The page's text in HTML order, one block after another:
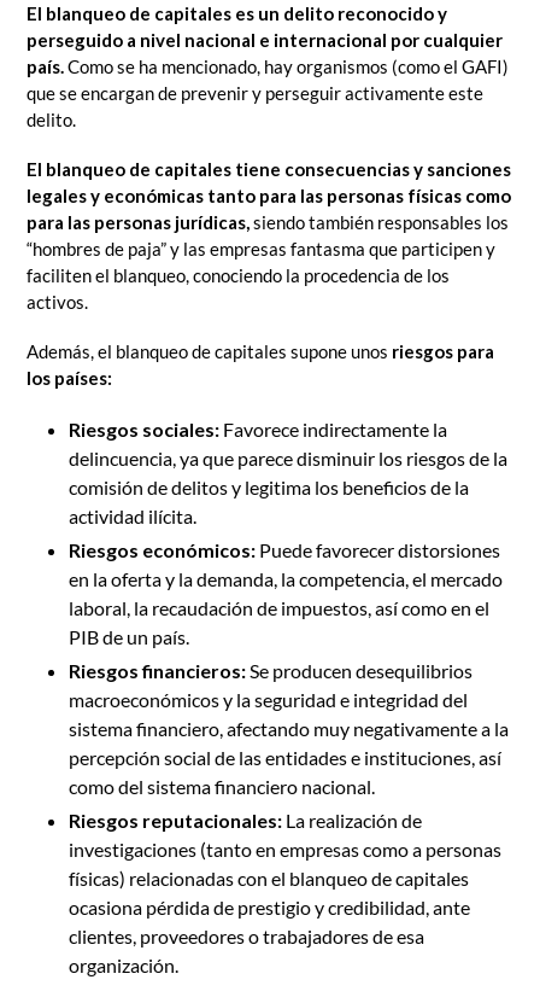
El blanqueo de capitales es un delito reconocido y
perseguido a nivel nacional e internacional por cualquier
país. Como se ha mencionado, hay organismos (como el GAFI)
que se encargan de prevenir y perseguir activamente este
delito.
El blanqueo de capitales tiene consecuencias y sanciones
legales y económicas tanto para las personas físicas como
para las personas jurídicas,siendo también responsables los
“hombres de paja” y las empresas fantasma que participen y
faciliten el blanqueo, conociendo la procedencia de los
activos.
Además, el blanqueo de capitales supone unos riesgos para
los países:
Riesgos sociales: Favorece indirectamente la
delincuencia, ya que parece disminuir los riesgos de la
comisión de delitos y legitima los beneficios de la
actividad ilícita.
Riesgos económicos: Puede favorecer distorsiones
en la oferta y la demanda, la competencia, el mercado
laboral, la recaudación de impuestos, así como en el
PIB de un país.
Riesgos financieros:Se producen desequilibrios
macroeconómicos y la seguridad e integridad del
sistema financiero, afectando muy negativamente a la
percepción social de las entidades e instituciones, así
como del sistema financiero nacional.
Riesgos reputacionales: La realización de
investigaciones (tanto en empresas como a personas
físicas) relacionadas con el blanqueo de capitales
ocasiona pérdida de prestigio y credibilidad, ante
clientes, proveedores o trabajadores de esa
organización.